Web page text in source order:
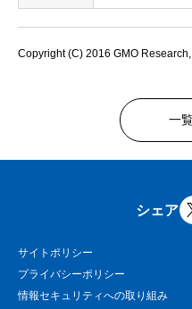
Copyright (C) 2016 GMO
一
シェア
サイトポリシー
プライバシーポリシー
情報セキュリティへの取り組み